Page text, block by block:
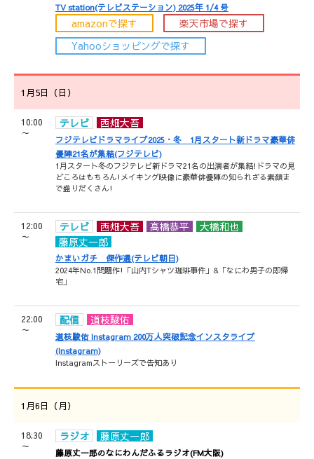
TV station(テレビステーション) 2025年 1/4 号
amazonで探す
楽天市場で探す
Yahooショッピングで探す
1月5日（日）
10:00
～
テレビ 西畑大吾
フジテレビドラマライブ2025・冬 1月スタート新ドラマ豪華俳
優陣21名が集結(フジテレビ)
1月スタート冬のフジテレビ新ドラマ21名の出演者が集結!ドラマの見
どころはもちろん!メイキング映像に豪華俳優陣の知られざる素顔ま
で盛りだくさん!
12:00
～
テレビ 西畑大吾 高橋恭平
大橋和也
藤原丈一郎
かまいガチ 傑作選(テレビ朝日)
2024年No.1問題作!「山内Tシャツ珈琲事件」&「なにわ男子の即帰
宅」
22:00
～
配信 道枝駿佑
道枝駿佑 Instagram 200万人突破記念インスタライブ
(Instagram)
Instagramストーリーズで告知あり
1月6日（月）
18:30
～
ラジオ 藤原丈一郎
藤原丈一郎のなにわんだふるラジオ(FM大阪)